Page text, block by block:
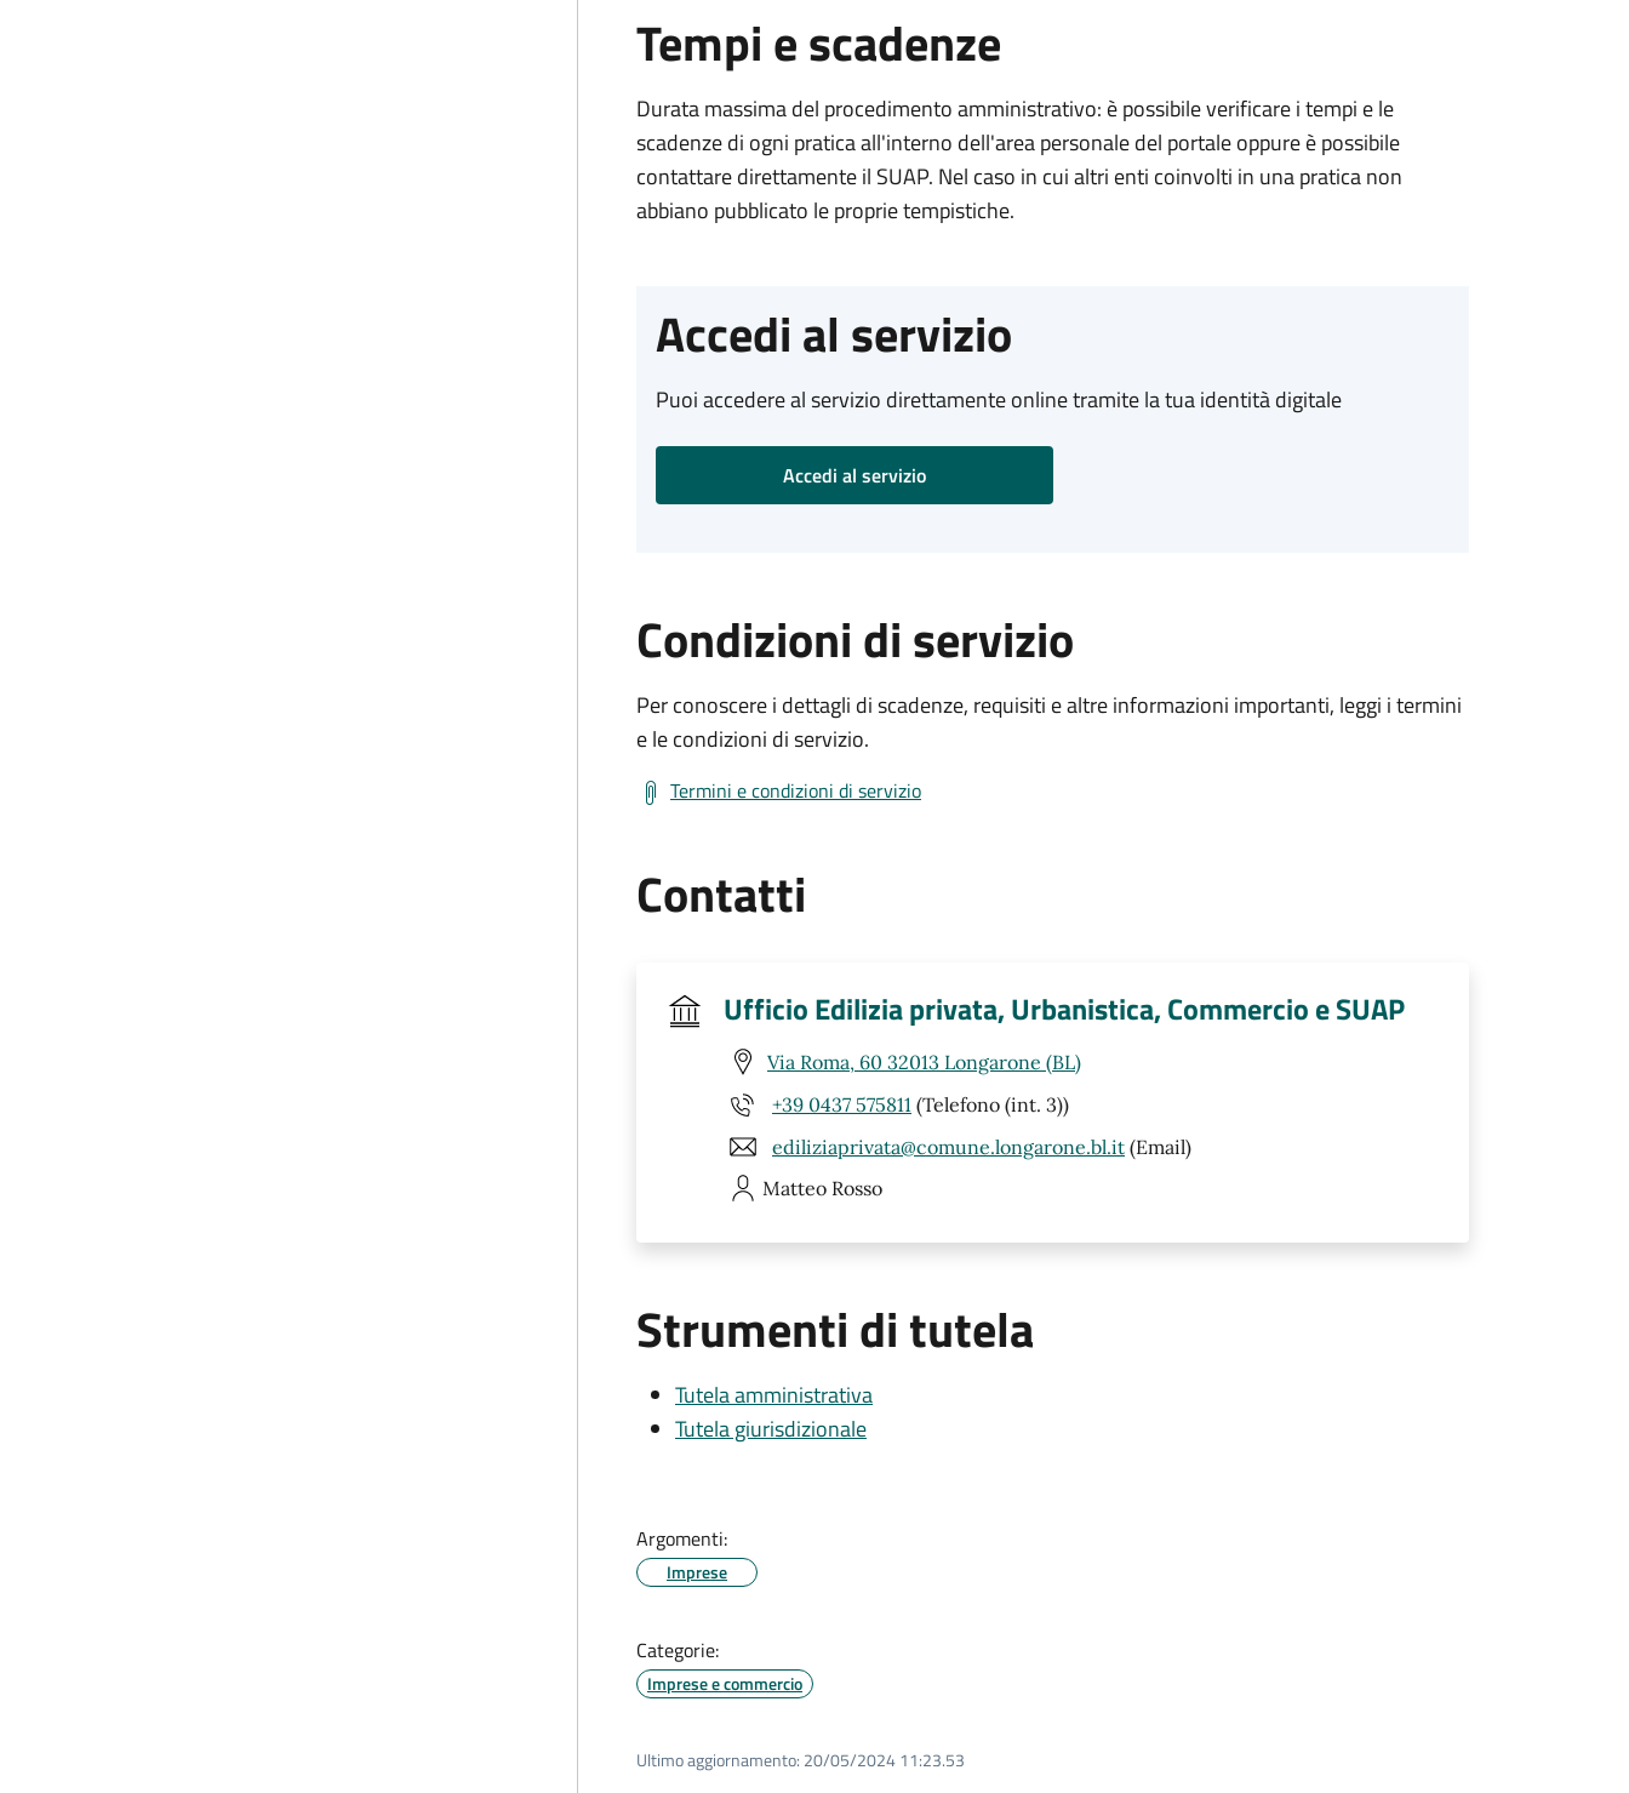
Tempi e scadenze
Durata massima del procedimento amministrativo: è possibile verificare i tempi e le
scadenze di ogni pratica all'interno dell'area personale del portale oppure è possibile
contattare direttamente il SUAP. Nel caso in cui altri enti coinvolti in una pratica non
abbiano pubblicato le proprie tempistiche.
Accedi al servizio
Puoi accedere al servizio direttamente online tramite la tua identità digitale
Accedi al servizio
Condizioni di servizio
Per conoscere i dettagli di scadenze, requisiti e altre informazioni importanti, leggi i termini
e le condizioni di servizio.
Termini e condizioni di servizio
Contatti
Ufficio Edilizia privata, Urbanistica, Commercio e SUAP
Via Roma, 60 32013 Longarone (BL)
+39 0437 575811 (Telefono (int. 3))
ediliziaprivata@comune.longarone.bl.it (Email)
Matteo Rosso
Strumenti di tutela
Tutela amministrativa
Tutela giurisdizionale
Argomenti:
Imprese
Categorie:
Imprese e commercio
Ultimo aggiornamento: 20/05/2024 11:23.53